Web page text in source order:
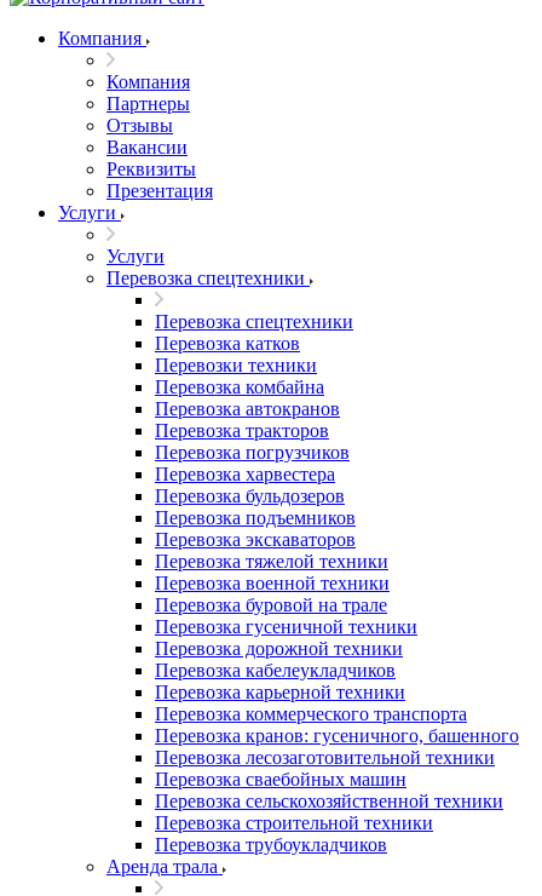
Компания
Компания
Партнеры
Отзывы
Вакансии
Реквизиты
Презентация
Услуги
Услуги
Перевозка спецтехники
Перевозка спецтехники
Перевозка катков
Перевозки техники
Перевозка комбайна
Перевозка автокранов
Перевозка тракторов
Перевозка погрузчиков
Перевозка харвестера
Перевозка бульдозеров
Перевозка подъемников
Перевозка экскаваторов
Перевозка тяжелой техники
Перевозка военной техники
Перевозка буровой на трале
Перевозка гусеничной техники
Перевозка дорожной техники
Перевозка кабелеукладчиков
Перевозка карьерной техники
Перевозка коммерческого транспорта
Перевозка кранов: гусеничного, башенного
Перевозка лесозаготовительной техники
Перевозка сваебойных машин
Перевозка сельскохозяйственной техники
Перевозка строительной техники
Перевозка трубоукладчиков
Аренда трала